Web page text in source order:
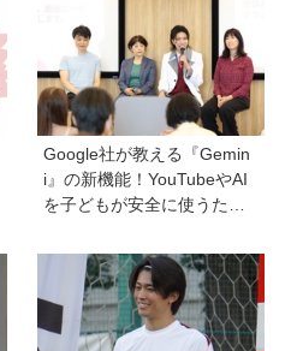
Google社が教える『Gemin
i』の新機能！YouTubeやAI
を子どもが安全に使うため
教育チャンネルなど、家庭
で使うポイントとは？